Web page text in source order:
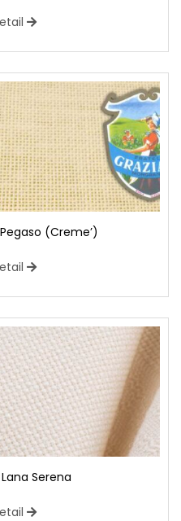
(Creme’)
Serena